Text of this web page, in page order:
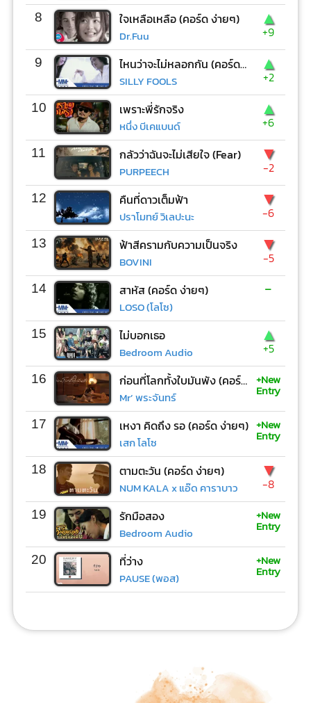
8 ใจเหลือเหลือ (คอร์ด ง่ายๆ)
Dr.Fuu
▲
+9
9 ไหนว่าจะไม่หลอกกัน (คอร์ด ง่ายๆ)
SILLY FOOLS
▲
+2
10 เพราะพี่รักจริง
หนึ่ง บีเคแบนด์
▲
+6
11 กลัวว่าฉันจะไม่เสียใจ (Fear)
PURPEECH
▼
-2
12 คืนที่ดาวเต็มฟ้า
ปราโมทย์ วิเลปะนะ
▼
-6
13 ฟ้าสีครามกับความเป็นจริง
BOVINI
▼
-5
14 สาหัส (คอร์ด ง่ายๆ)
LOSO (โลโซ)
-
15 ไม่บอกเธอ
Bedroom Audio
▲
+5
16 ก่อนที่โลกทั้งใบมันพัง (คอร์ด ง่ายๆ)
Mr’ พระจันทร์
+New
Entry
17 เหงา คิดถึง รอ (คอร์ด ง่ายๆ)
เสก โลโซ
+New
Entry
18 ตามตะวัน (คอร์ด ง่ายๆ)
NUM KALA x แอ๊ด คาราบาว
▼
-8
19 รักมือสอง
Bedroom Audio
+New
Entry
20 ที่ว่าง
PAUSE (พอส)
+New
Entry